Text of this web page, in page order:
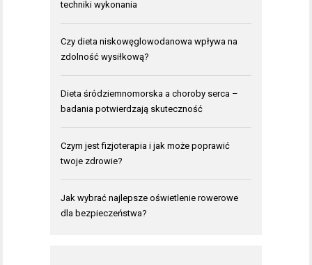
techniki wykonania
Czy dieta niskowęglowodanowa wpływa na
zdolność wysiłkową?
Dieta śródziemnomorska a choroby serca –
badania potwierdzają skuteczność
Czym jest fizjoterapia i jak może poprawić
twoje zdrowie?
Jak wybrać najlepsze oświetlenie rowerowe
dla bezpieczeństwa?